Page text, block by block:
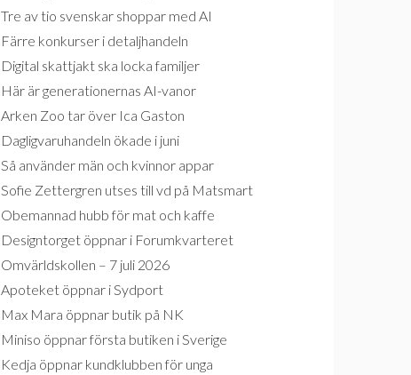
Tre av tio svenskar shoppar med AI
Färre konkurser i detaljhandeln
Digital skattjakt ska locka familjer
Här är generationernas AI-vanor
Arken Zoo tar över Ica Gaston
Dagligvaruhandeln ökade i juni
Så använder män och kvinnor appar
Sofie Zettergren utses till vd på Matsmart
Obemannad hubb för mat och kaffe
Designtorget öppnar i Forumkvarteret
Omvärldskollen – 7 juli 2026
Apoteket öppnar i Sydport
Max Mara öppnar butik på NK
Miniso öppnar första butiken i Sverige
Kedja öppnar kundklubben för unga